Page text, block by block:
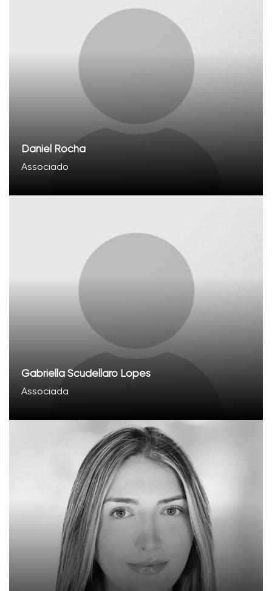
Daniel Rocha
Associado
Gabriella Scudellaro Lopes
Associada